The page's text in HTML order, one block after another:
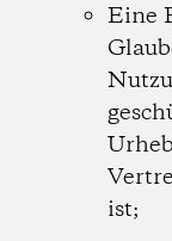
Eine
ist;